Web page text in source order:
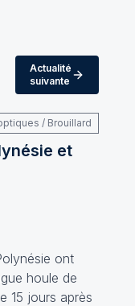
Actualité
suivante
/ Brouillard
et
ont
houle de
15 jours après